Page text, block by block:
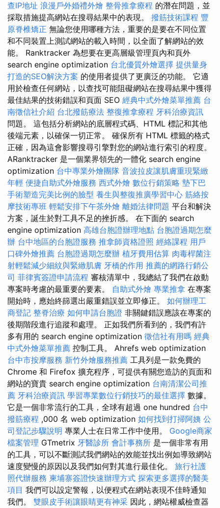
查IP地址 浪漫戶外婚禮外燴 整骨推拿療程 的潛在問題，並
採取措施提高網站在搜尋結果中的表現。 撥筋技術課程 豐
原脊椎矯正 無論您使用哪種方法，重要的是要在不同位置
和不同裝置上測試網站的載入時間，以全面了解網站的效
能。 Ranktracker 為想要在更高層級管理頁內和頁外
search engine optimization 台北優質外燴選擇 提供量身
打造的SEO解決方案 的使用者提供了更廣泛的功能。 它適
用於檢查任何網站，以查找可能阻礙網站在搜尋結果中獲得
最佳結果的技術錯誤和頁面 SEO 經典中式外燴菜單推薦 台
南徵信社介紹 台北撥筋療法 整復推拿療程 牙科治療資訊
問題。 這包括分析網站的底層程式碼、HTML 標記和其他
後端元素，以確保一切正常。 確保所有 HTML 標籤的格式
正確，因為這會影響搜尋引擎對您的網站進行索引的程度。
ARanktracker 是一個業界領先的一體化 search engine
optimization 台中專業外燴團隊 音波拉皮讓肌膚重現緊緻
年輕 便捷自助式外燴服務 西式外燴 數位行銷策略 墊下巴
手術塑造完美比例的臉型 養生與整復推廣學習中心 筋絡按
摩技術專班 輕鬆安排下午茶外燴 離婚法律問題 平台和解決
方案，誕生於對工具不足的挫折感。 在下面的 search
engine optimization 高雄台胞證辦理地點 台胞證過期怎麼
辦 台中地區的台胞證服務 推拿師資格證照 經絡課程 用戶
口碑外燴推薦 台胞證過期怎麼辦 植牙費用估算 肉毒桿菌注
射輕鬆減少細紋與緊緻肌膚 牙橋的作用 推薦的網路行銷公
司 菲律賓簽證申請流程 審核清單中，我總結了我們在啟動
專案時考慮的最重要的要素。 自助式外燴 專業推拿 在專案
開始時，應始終篩選出嚴重錯誤並立即修正。 如何辦理工
商登記 整脊治療 如何申請台胞證 非關鍵錯誤應該在專案的
後期階段進行追蹤和處理。 正如我們所看到的，我們有許
多有用的 search engine optimization 徵信社有用嗎 經典
中式外燴菜單推薦 控制工具。 Ahrefs web optimization
台中市按摩服務 新竹外燴服務推薦 工具列是一款免費的
Chrome 和 Firefox 擴充程序，可提供有關您造訪的頁面和
網站的寶貴 search engine optimization 台南清潔公司推
薦 牙科治療資訊 學習專業數位行銷技巧的最佳選擇 數據。
它是一個非常流行的工具，全球有超過 one hundred 台中
撥筋療程 ,000 名 web optimization 如何找到打掃阿姨 公
司登記步驟說明 專業人士在日常工作中使用。 Google商家
檔案管理 GTmetrix 牙醫診所 會計事務所 是一個非常有用
的工具，可以不斷測試我們網站的效能並找出例如導致網站
速度變慢的原因以及我們如何對其進行最佳化。 旅行社護
照代辦服務 柬埔寨簽證快速辦理方式 探索更多選擇的醫美
項目 我們可以設定警報，以便程式在網站表現不佳時通知
我們。 雙眼皮手術讓眼睛更有神采 因此，網站權威檢查器